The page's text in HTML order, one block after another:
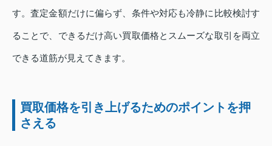
す。査定金額だけに偏らず、条件や対応も冷静に比較検討す
ることで、できるだけ高い買取価格とスムーズな取引を両立
できる道筋が見えてきます。
買取価格を引き上げるためのポイントを押
さえる